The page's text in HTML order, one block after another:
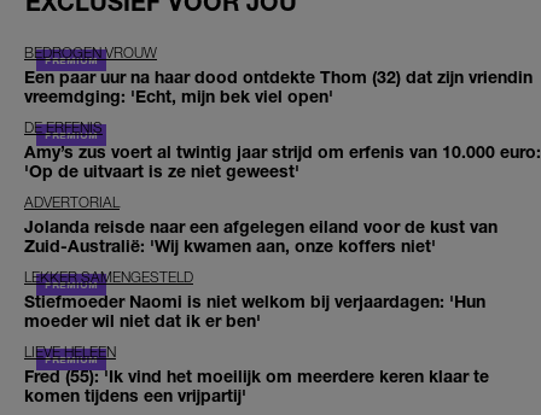
BEDROGEN VROUW
Een paar uur na haar dood ontdekte Thom (32) dat zijn vriendin
vreemdging: 'Echt, mijn bek viel open'
DE ERFENIS
Amy’s zus voert al twintig jaar strijd om erfenis van 10.000 euro:
'Op de uitvaart is ze niet geweest'
ADVERTORIAL
Jolanda reisde naar een afgelegen eiland voor de kust van
Zuid-Australië: 'Wij kwamen aan, onze koffers niet'
LEKKER SAMENGESTELD
Stiefmoeder Naomi is niet welkom bij verjaardagen: 'Hun
moeder wil niet dat ik er ben'
LIEVE HELEEN
Fred (55): 'Ik vind het moeilijk om meerdere keren klaar te
komen tijdens een vrijpartij'